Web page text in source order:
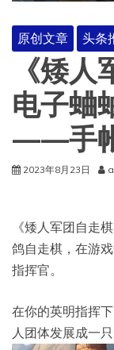
原创文章 头条
《矮
电子蛐
——手
2023年8月23日
《矮人军团自走
鸽自走棋，在游
指挥官。
在你的英明指挥
人团体发展成一